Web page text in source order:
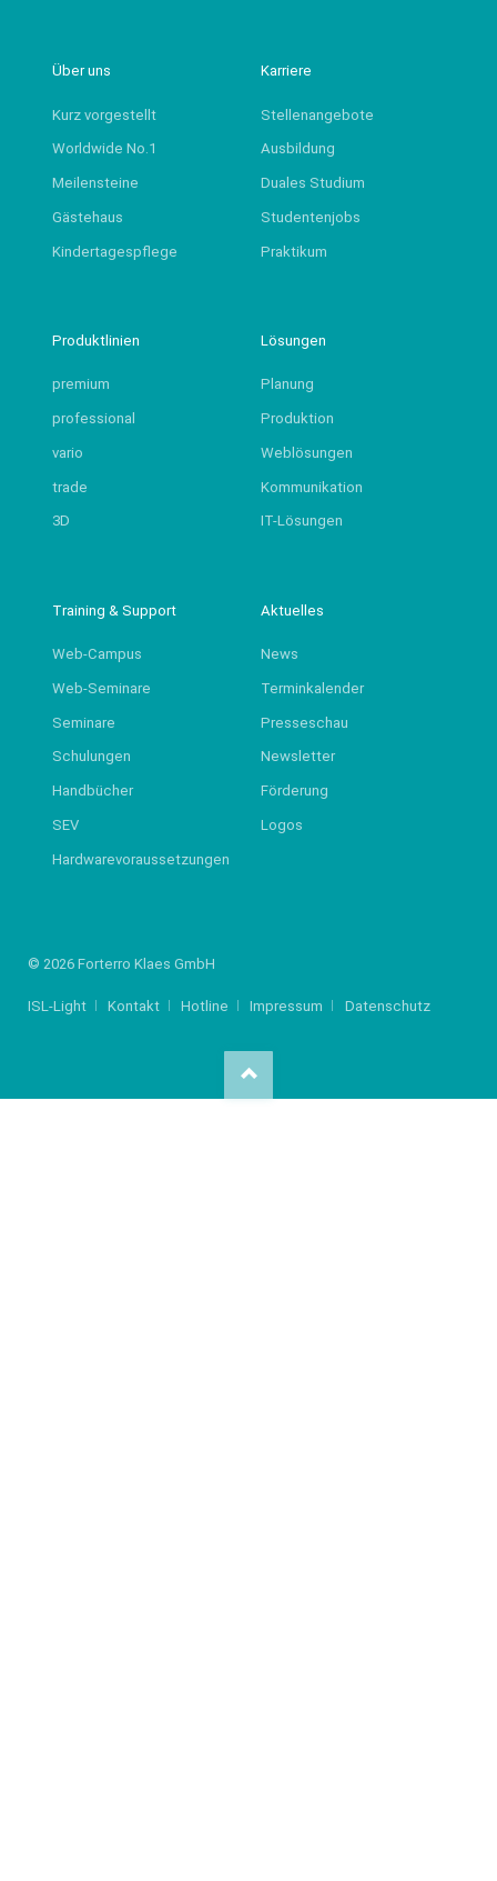
Über uns
Kurz vorgestellt
Worldwide No.1
Meilensteine
Gästehaus
Kindertagespflege
Karriere
Stellenangebote
Ausbildung
Duales Studium
Studentenjobs
Praktikum
Produktlinien
premium
professional
vario
trade
3D
Lösungen
Planung
Produktion
Weblösungen
Kommunikation
IT-Lösungen
Training & Support
Web-Campus
Web-Seminare
Seminare
Schulungen
Handbücher
SEV
Hardwarevoraussetzungen
Aktuelles
News
Terminkalender
Presseschau
Newsletter
Förderung
Logos
© 2026 Forterro Klaes GmbH
ISL-Light Kontakt Hotline Impressum Datenschutz